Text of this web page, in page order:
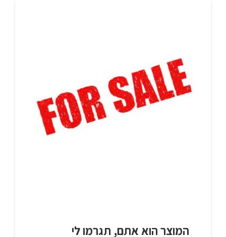
המוצר הוא אתם, תגרמו לי